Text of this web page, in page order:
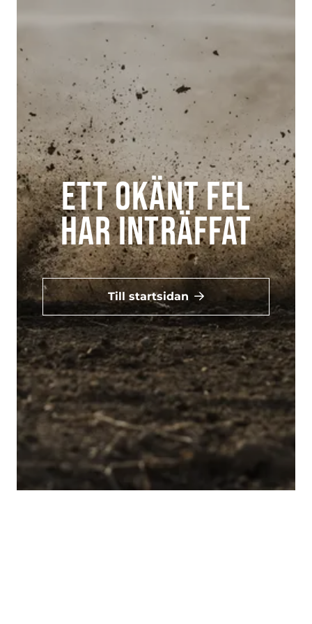
Ett okänt fel
har inträffat
Till startsidan